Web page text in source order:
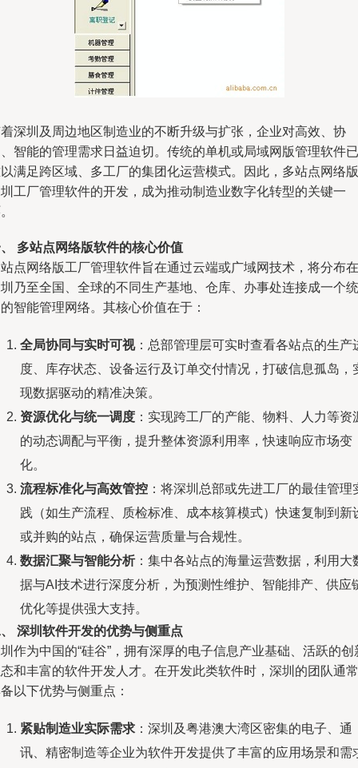
深圳及周边地区制造业的不断升级与扩张，企业对高效、协
智能的管理需求日益迫切。传统的单机或局域网版管理软件已
满足跨区域、多工厂的集团化运营模式。因此，多站点网络版
工厂管理软件的开发，成为推动制造业数字化转型的关键一
多站点网络版软件的核心价值
点网络版工厂管理软件旨在通过云端或广域网技术，将分布在
乃至全国、全球的不同生产基地、仓库、办事处连接成一个统
智能管理网络。其核心价值在于：
全局协同与实时可视：总部管理层可实时查看各站点的生产
度、库存状态、设备运行及订单交付情况，打破信息孤岛，
现数据驱动的精准决策。
资源优化与统一调度 ：实现跨工厂的产能、物料、人力等资
的动态调配与平衡，提升整体资源利用率，快速响应市场变
化。
流程标准化与高效管控 ：将深圳总部或先进工厂的最佳管理
践（如生产流程、质检标准、成本核算模式）快速复制到新
或并购的站点，确保运营质量与合规性。
数据汇聚与智能分析：集中各站点的海量运营数据，利用大
据与AI技术进行深度分析，为预测性维护、智能排产、供应
优化等提供强大支持。
深圳软件开发的优势与侧重点
作为中国的“硅谷”，拥有深厚的电子信息产业基础、活跃的创
和丰富的软件开发人才。在开发此类软件时，深圳的团队通常
以下优势与侧重点：
紧贴制造业实际需求 ：深圳及粤港澳大湾区密集的电子、通
讯、精密制造等企业为软件开发提供了丰富的应用场景和需